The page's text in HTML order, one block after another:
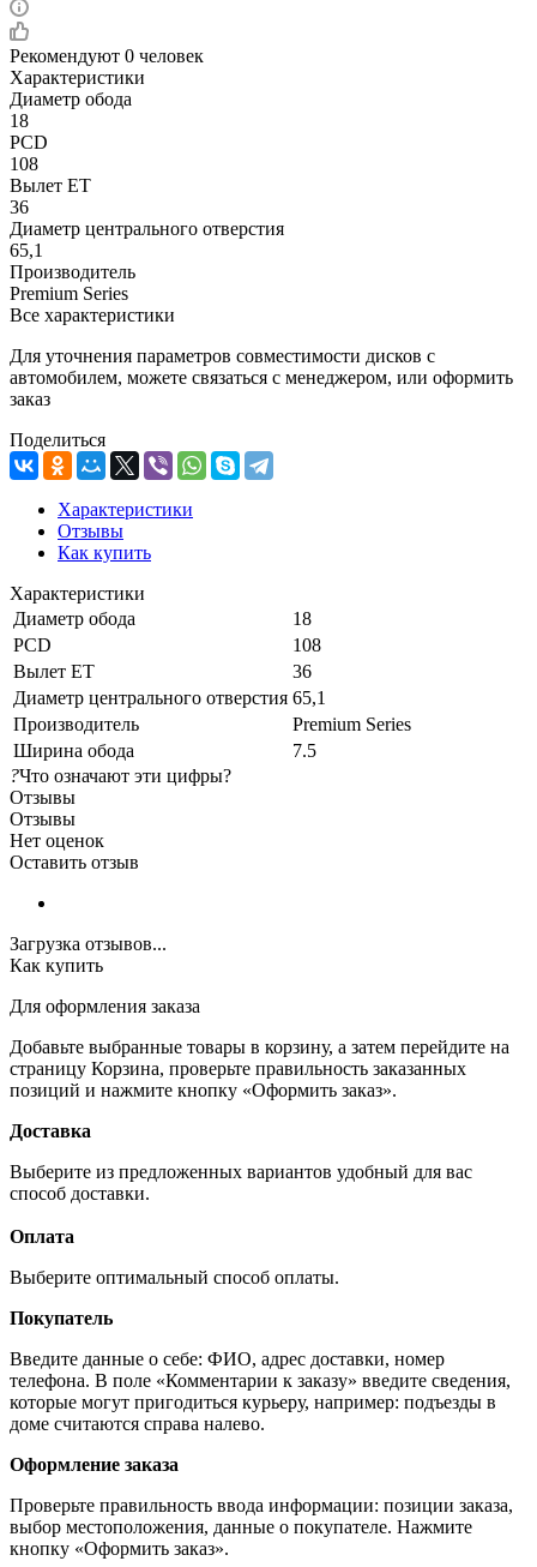
Рекомендуют 0 человек
Характеристики
Диаметр обода
18
PCD
108
Вылет ET
36
Диаметр центрального отверстия
65,1
Производитель
Premium Series
Все характеристики
Для уточнения параметров совместимости дисков с
автомобилем, можете связаться с менеджером, или оформить
заказ
Поделиться
Характеристики
Отзывы
Как купить
Характеристики
Диаметр обода
18
PCD
108
Вылет ET
36
Диаметр центрального отверстия 65,1
Производитель
Premium Series
Ширина обода
7.5
?Что означают эти цифры?
Отзывы
Отзывы
Нет оценок
Оставить отзыв
Загрузка отзывов...
Как купить
Для оформления заказа
Добавьте выбранные товары в корзину, а затем перейдите на
страницу Корзина, проверьте правильность заказанных
позиций и нажмите кнопку «Оформить заказ».
Доставка
Выберите из предложенных вариантов удобный для вас
способ доставки.
Оплата
Выберите оптимальный способ оплаты.
Покупатель
Введите данные о себе: ФИО, адрес доставки, номер
телефона. В поле «Комментарии к заказу» введите сведения,
которые могут пригодиться курьеру, например: подъезды в
доме считаются справа налево.
Оформление заказа
Проверьте правильность ввода информации: позиции заказа,
выбор местоположения, данные о покупателе. Нажмите
кнопку «Оформить заказ».